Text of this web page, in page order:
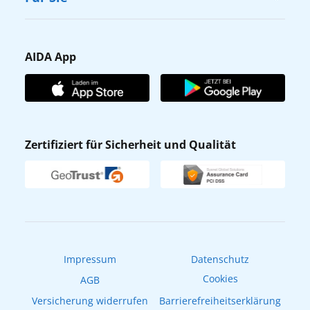
Karriere
Affiliateprogramm
Verhaltens- & Ethikkodex
Newsletter
Gästefragebogen
AIDA Club
AIDA App
AIDA App
Zertifiziert für Sicherheit und Qualität
Impressum
Datenschutz
AGB
Cookies
Versicherung widerrufen
Barrierefreiheitserklärung